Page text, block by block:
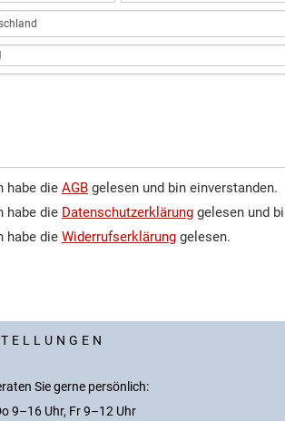
habe die AGB gelesen und bin einverstanden.
habe die Datenschutzerklärung gelesen und
habe die Widerrufserklärung gelesen.
Sie gerne persönlich:
9–16 Uhr, Fr 9–12 Uhr